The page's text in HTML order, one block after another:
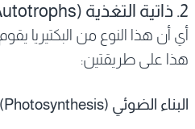
2. ذاتية التغذية (Autotrophs)
أي أن هذا النوع من البكتيريا
هذا على طريقتين:
البناء الضوئي (Photosynthesis)